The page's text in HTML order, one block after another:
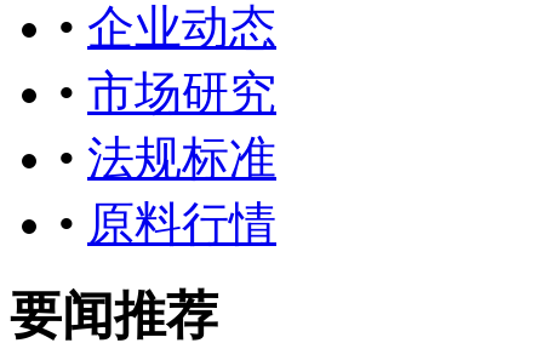
• 企业动态
• 市场研究
• 法规标准
• 原料行情
要闻推荐